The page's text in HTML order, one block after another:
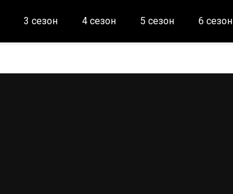
3 сезон 4 сезон 5 сезон 6 сезон